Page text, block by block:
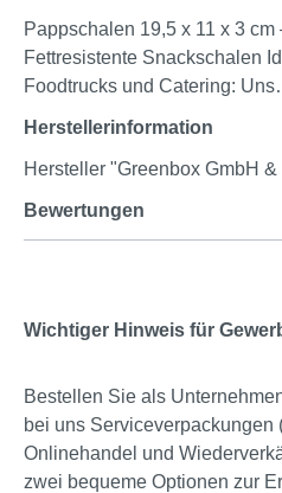
Pappschalen 19,5 x 11 x 3
Fettresistente Snackschalen
Foodtrucks und Catering:
Herstellerinformation
Hersteller "Greenbox GmbH &
Bewertungen
Wichtiger Hinweis für
Bestellen Sie als
bei uns Serviceverpackungen
Onlinehandel und
zwei bequeme Optionen zur